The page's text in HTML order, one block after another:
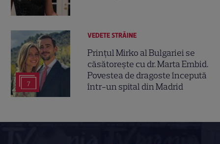
7
VEDETE STRĂINE
Prințul Mirko al Bulgariei se
căsătorește cu dr. Marta Embid.
Povestea de dragoste începută
într-un spital din Madrid